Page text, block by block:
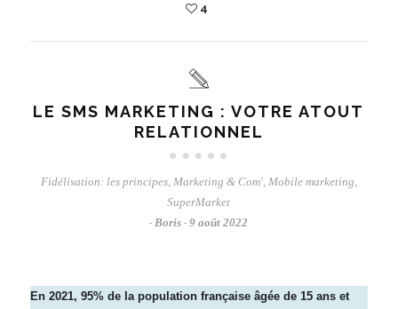
4
LE SMS MARKETING : VOTRE ATOUT
RELATIONNEL
Fidélisation: les principes, Marketing & Com', Mobile marketing,
SuperMarket
- Boris - 9 août 2022
En 2021, 95% de la population française âgée de 15 ans et